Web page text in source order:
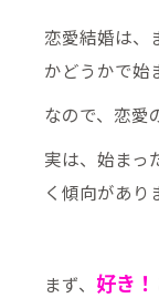
恋愛結婚は、
かどうかで始
なので、恋愛
実は、始まっ
く傾向があり
まず、 好き！